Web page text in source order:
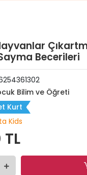
Becerileri
Bilim ve Öğreti
Kurt
Kids